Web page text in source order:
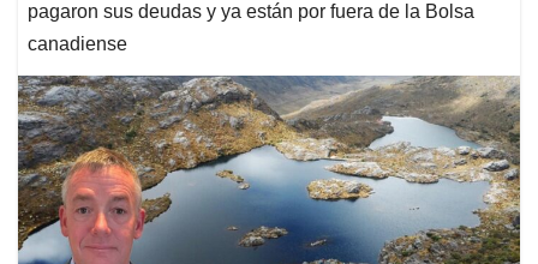
pagaron sus deudas y ya están por fuera de la Bolsa
canadiense